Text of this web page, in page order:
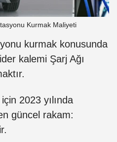
Kurmak Maliyeti
kurmak konusunda
kalemi Şarj Ağı
2023 yılında
güncel rakam: